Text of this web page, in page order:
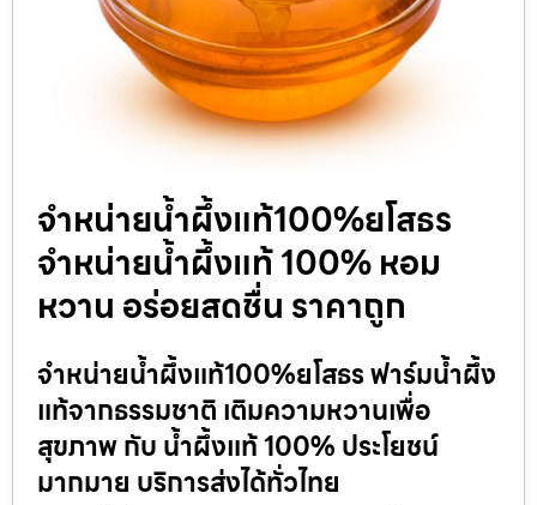
จำหน่ายน้ำผึ้งแท้100%ยโสธร
จำหน่ายน้ำผึ้งแท้ 100% หอม
หวาน อร่อยสดชื่น ราคาถูก
จำหน่ายน้ำผึ้งแท้100%ยโสธร ฟาร์มน้ำผึ้ง
แท้จากธรรมชาติ เติมความหวานเพื่อ
สุขภาพ กับ น้ำผึ้งแท้ 100% ประโยชน์
มากมาย บริการส่งได้ทั่วไทย